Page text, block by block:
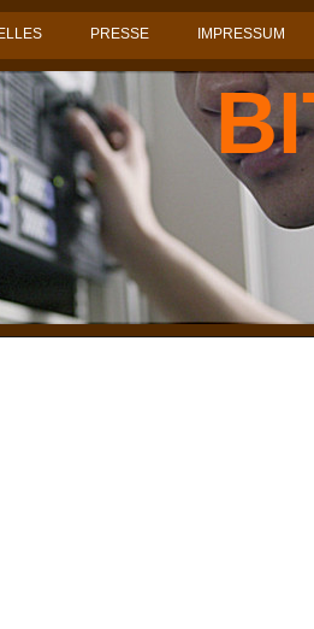
PRESSE IMPRESSUM